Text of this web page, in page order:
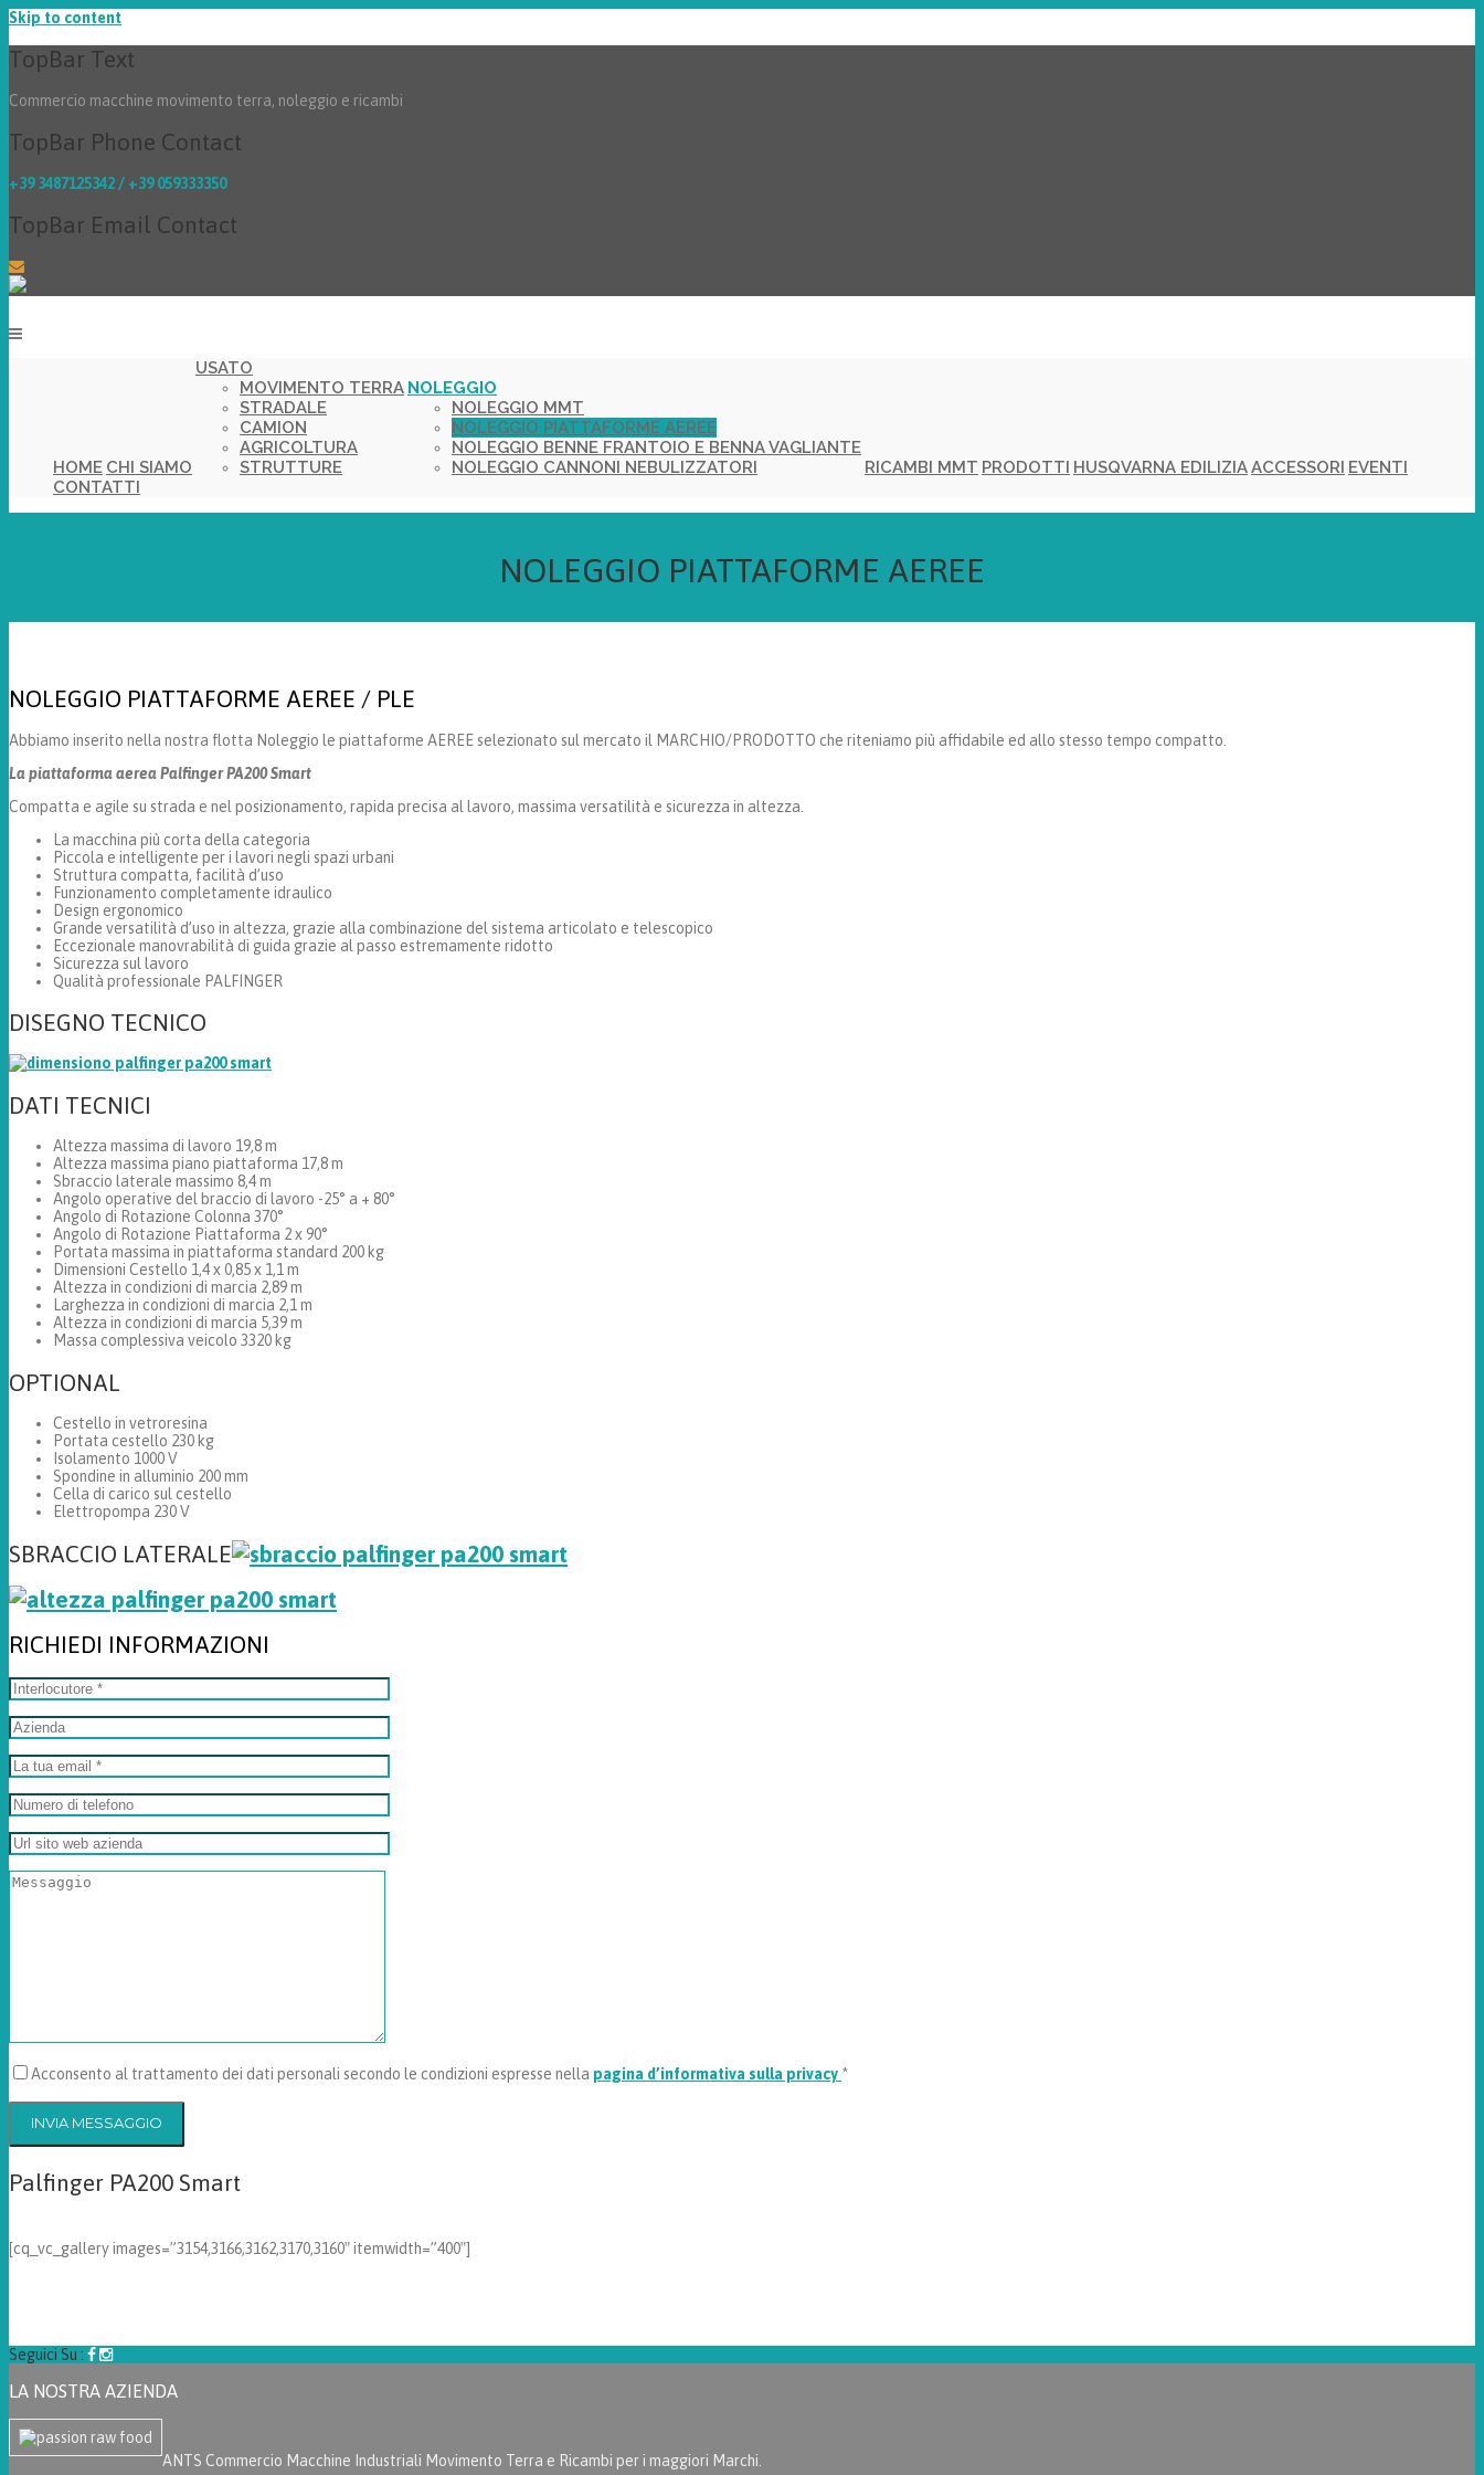
Skip to content
TopBar Text
Commercio macchine movimento terra, noleggio e ricambi
TopBar Phone Contact
+39 3487125342 / +39 059333350
TopBar Email Contact
HOME CHI SIAMO
USATO
MOVIMENTO TERRA
STRADALE
CAMION
AGRICOLTURA
STRUTTURE
NOLEGGIO
NOLEGGIO MMT
NOLEGGIO PIATTAFORME AEREE
NOLEGGIO BENNE FRANTOIO E BENNA VAGLIANTE
NOLEGGIO CANNONI NEBULIZZATORI
RICAMBI MMT PRODOTTI HUSQVARNA EDILIZIAACCESSORI EVENTI
CONTATTI
NOLEGGIO PIATTAFORME AEREE
NOLEGGIO PIATTAFORME AEREE / PLE
Abbiamo inserito nella nostra flotta Noleggio le piattaforme AEREE selezionato sul mercato il MARCHIO/PRODOTTO che riteniamo più affidabile ed allo stesso tempo compatto.
La piattaforma aerea Palfinger PA200 Smart
Compatta e agile su strada e nel posizionamento, rapida precisa al lavoro, massima versatilità e sicurezza in altezza.
La macchina più corta della categoria
Piccola e intelligente per i lavori negli spazi urbani
Struttura compatta, facilità d’uso
Funzionamento completamente idraulico
Design ergonomico
Grande versatilità d’uso in altezza, grazie alla combinazione del sistema articolato e telescopico
Eccezionale manovrabilità di guida grazie al passo estremamente ridotto
Sicurezza sul lavoro
Qualità professionale PALFINGER
DISEGNO TECNICO
DATI TECNICI
Altezza massima di lavoro 19,8 m
Altezza massima piano piattaforma 17,8 m
Sbraccio laterale massimo 8,4 m
Angolo operative del braccio di lavoro -25° a + 80°
Angolo di Rotazione Colonna 370°
Angolo di Rotazione Piattaforma 2 x 90°
Portata massima in piattaforma standard 200 kg
Dimensioni Cestello 1,4 x 0,85 x 1,1 m
Altezza in condizioni di marcia 2,89 m
Larghezza in condizioni di marcia 2,1 m
Altezza in condizioni di marcia 5,39 m
Massa complessiva veicolo 3320 kg
OPTIONAL
Cestello in vetroresina
Portata cestello 230 kg
Isolamento 1000 V
Spondine in alluminio 200 mm
Cella di carico sul cestello
Elettropompa 230 V
SBRACCIO LATERALE
RICHIEDI INFORMAZIONI
Acconsento al trattamento dei dati personali secondo le condizioni espresse nella pagina d’informativa sulla privacy *
Palfinger PA200 Smart
[cq_vc_gallery images=”3154,3166,3162,3170,3160″ itemwidth=”400″]
Seguici Su :
LA NOSTRA AZIENDA
ANTS Commercio Macchine Industriali Movimento Terra e Ricambi per i maggiori Marchi.